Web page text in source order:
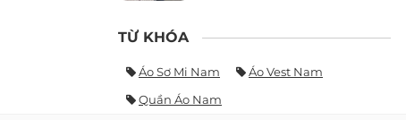
TỪ KHÓA
Áo Sơ Mi Nam
Áo Vest Nam
Quần Áo Nam